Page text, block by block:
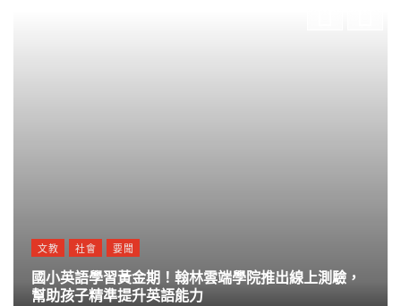
文教 社會 要聞
國小英語學習黃金期！翰林雲端學院推出線上測驗，
幫助孩子精準提升英語能力